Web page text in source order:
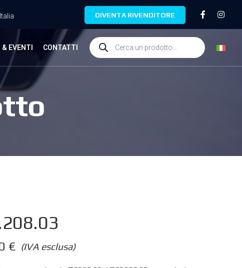
DIVENTA RIVENDITORE
& EVENTI CONTATTI
(IVA esclusa)
€